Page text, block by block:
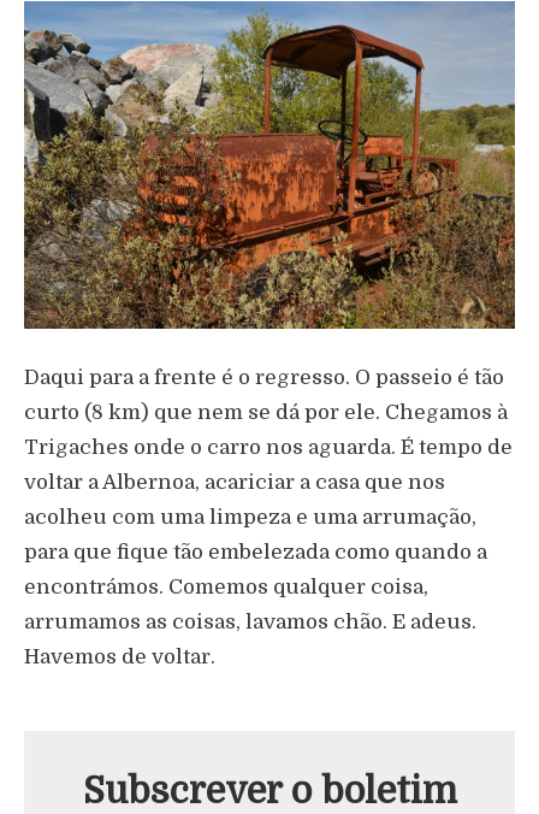
Daqui para a frente é o regresso. O passeio é tão
curto (8 km) que nem se dá por ele. Chegamos à
Trigaches onde o carro nos aguarda. É tempo de
voltar a Albernoa, acariciar a casa que nos
acolheu com uma limpeza e uma arrumação,
para que fique tão embelezada como quando a
encontrámos. Comemos qualquer coisa,
arrumamos as coisas, lavamos chão. E adeus.
Havemos de voltar.
Subscrever o boletim